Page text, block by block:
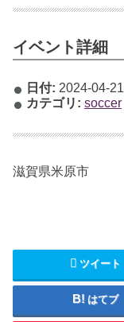
イベント詳細
日付: 2024-04-21
カテゴリ: soccer
滋賀県米原市
ツイート
はてブ